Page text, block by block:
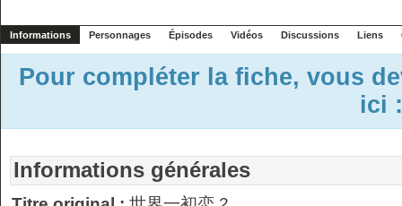
Informations Personnages Épisodes Vidéos Discussions Liens
Pour compléter la fiche, vous
ici
Informations générales